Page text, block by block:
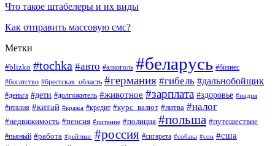
Что такое штабелеры и их виды
Как отправить массовую смс?
Метки
#blizko #tochka #авто #алкоголь #беларусь #бизнес
#богатство #брестская_область #германия #гибель #дальнобойщик
#деньга #дети #долгожитель #животное #зарплата #здоровье #индия
#италия #китай #кража #кредит #курс_валют #литва #налог
#недвижимость #пенсия #питание #полиция #польша #путешествие
#пьяный #работа #рейтинг #россия #сигарета #собака #сон #сша